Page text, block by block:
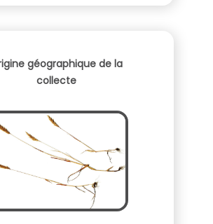
géographique de la
collecte